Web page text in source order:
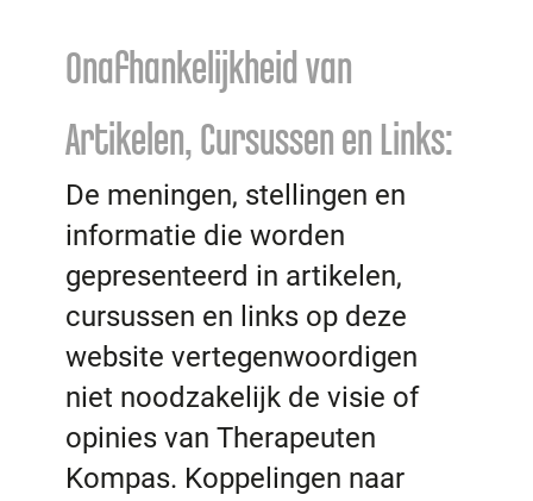
Onafhankelijkheid van
Artikelen, Cursussen en Links:
De meningen, stellingen en
informatie die worden
gepresenteerd in artikelen,
cursussen en links op deze
website vertegenwoordigen
niet noodzakelijk de visie of
opinies van Therapeuten
Kompas. Koppelingen naar